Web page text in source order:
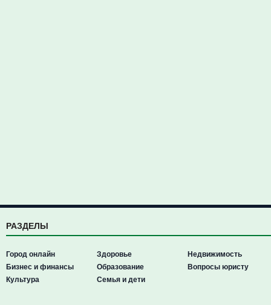
РАЗДЕЛЫ
Город онлайн
Бизнес и финансы
Культура
Здоровье
Образование
Семья и дети
Недвижимость
Вопросы юристу